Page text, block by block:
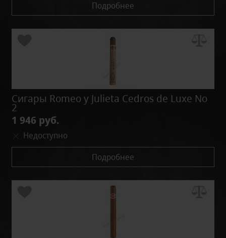
Подробнее
Сигары Romeo y Julieta Cedros de Luxe No
2
1 946 руб.
Недоступно
Подробнее